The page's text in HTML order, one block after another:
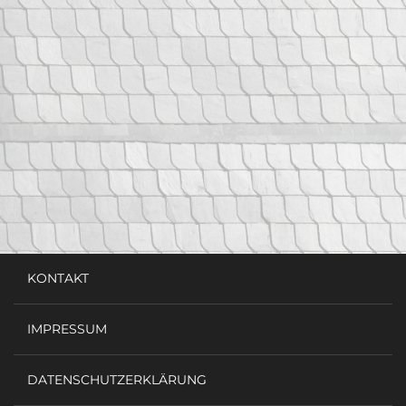
KONTAKT
IMPRESSUM
DATENSCHUTZERKLÄRUNG